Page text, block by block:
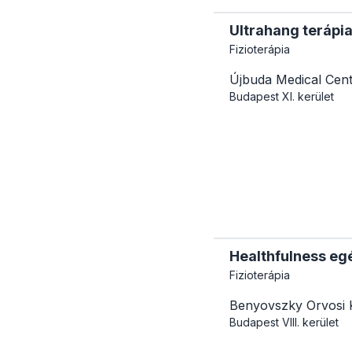
Ultrahang terápia
Fizioterápia
Újbuda Medical
Budapest XI. kerület
Healthfulness
Fizioterápia
Benyovszky Orvosi
Budapest VIII. kerület